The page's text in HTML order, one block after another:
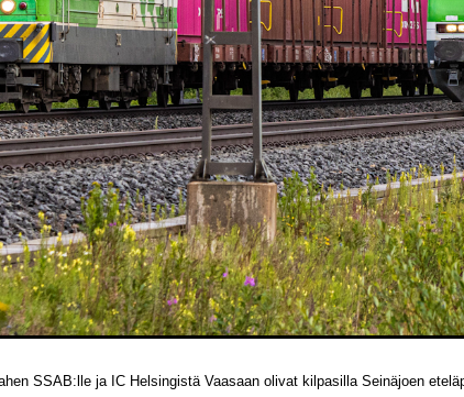
SSAB:lle ja IC Helsingistä Vaasaan olivat kilpasilla Seinäjoen